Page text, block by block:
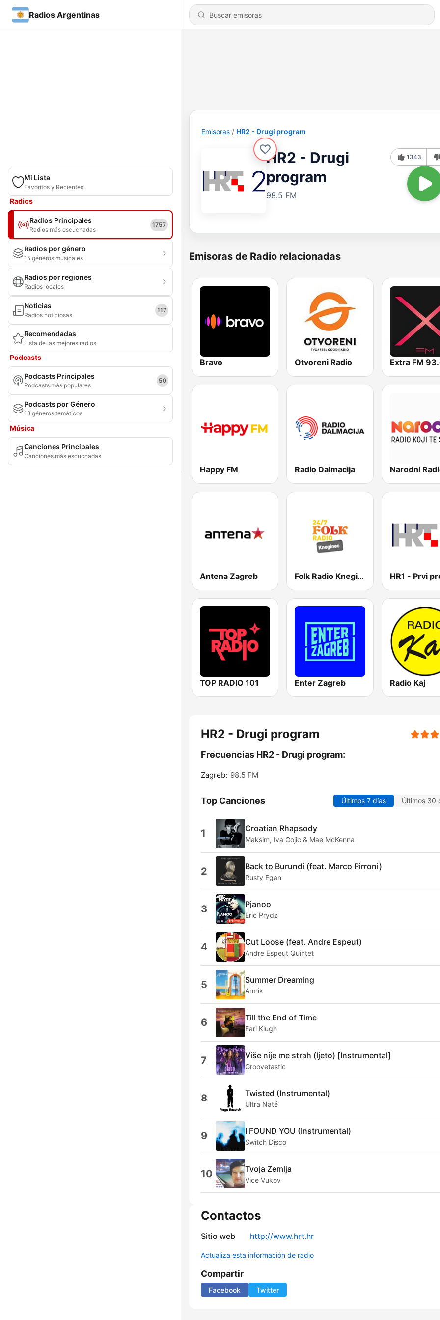
Radios Argentinas
Mi Lista
Favoritos y Recientes
Radios
Radios Principales
Radios más escuchadas
1757
Radios por género
15 géneros musicales
Radios por regiones
Radios locales
Noticias
Radios noticiosas
117
Recomendadas
Lista de las mejores radios
Podcasts
Podcasts Principales
Podcasts más populares
50
Podcasts por Género
18 géneros temáticos
Música
Canciones Principales
Canciones más escuchadas
Emisoras HR2 - Drugi program
HR2 - Drugi
program
98.5 FM
1343
Emisoras de Radio relacionadas
Bravo Otvoreni Radio Extra FM
Happy FM Radio Dalmacija Narodni
Antena Zagreb Folk Radio Kneginec
TOP RADIO 101 Enter Zagreb Radio Kaj
HR2 - Drugi program
Frecuencias HR2 - Drugi program:
Zagreb: 98.5 FM
Top Canciones Últimos 7 días Últimos 30
1 Croatian Rhapsody
Maksim, Iva Cojic & Mae McKenna
2 Back to Burundi (feat. Marco Pirroni)
Rusty Egan
3 Pjanoo
Eric Prydz
4 Cut Loose (feat. Andre Espeut)
Andre Espeut Quintet
5 Summer Dreaming
Armik
6 Till the End of Time
Earl Klugh
7 Više nije me strah (ljeto) [Instrumental]
Groovetastic
8 Twisted (Instrumental)
Ultra Naté
9 I FOUND YOU (Instrumental)
Switch Disco
10 Tvoja Zemlja
Vice Vukov
Contactos
Sitio web http://www.hrt.hr
Actualiza esta información de radio
Compartir
Facebook Twitter